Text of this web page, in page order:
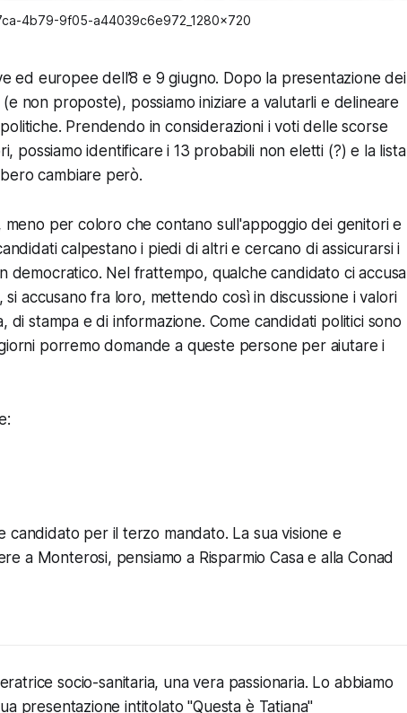
4b79-9f05-a44039c6e972_1280x720
ed europee dell’8 e 9 giugno. Dopo la presentazione dei
non proposte), possiamo iniziare a valutarli e delineare
Prendendo in considerazioni i voti delle scorse
possiamo identificare i 13 probabili non eletti (?) e la lista
cambiare però.
meno per coloro che contano sull'appoggio dei genitori e
calpestano i piedi di altri e cercano di assicurarsi i
democratico. Nel frattempo, qualche candidato ci accusa
accusano fra loro, mettendo così in discussione i valori
stampa e di informazione. Come candidati politici sono
porremo domande a queste persone per aiutare i
candidato per il terzo mandato. La sua visione e
a Monterosi, pensiamo a Risparmio Casa e alla Conad
socio-sanitaria, una vera passionaria. Lo abbiamo
presentazione intitolato "Questa è Tatiana"